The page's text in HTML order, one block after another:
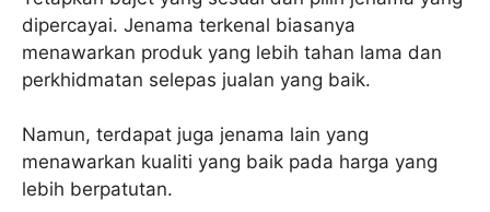
dipercayai. Jenama terkenal biasanya
menawarkan produk yang lebih tahan lama dan
perkhidmatan selepas jualan yang baik.
Namun, terdapat juga jenama lain yang
menawarkan kualiti yang baik pada harga yang
lebih berpatutan.